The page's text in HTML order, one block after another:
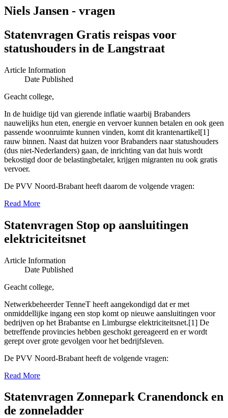
Niels Jansen - vragen
Statenvragen Gratis reispas voor
statushouders in de Langstraat
Article Information
Date Published
Geacht college,
In de huidige tijd van gierende inflatie waarbij Brabanders
nauwelijks hun eten, energie en vervoer kunnen betalen en ook geen
passende woonruimte kunnen vinden, komt dit krantenartikel[1]
rauw binnen. Naast dat huizen voor Brabanders naar statushouders
(dus niet-Nederlanders) gaan, de inrichting van dat huis wordt
bekostigd door de belastingbetaler, krijgen migranten nu ook gratis
vervoer.
De PVV Noord-Brabant heeft daarom de volgende vragen:
Read More
Statenvragen Stop op aansluitingen
elektriciteitsnet
Article Information
Date Published
Geacht college,
Netwerkbeheerder TenneT heeft aangekondigd dat er met
onmiddellijke ingang een stop komt op nieuwe aansluitingen voor
bedrijven op het Brabantse en Limburgse elektriciteitsnet.[1] De
betreffende provincies hebben geschokt gereageerd en er wordt
gerept over grote gevolgen voor het bedrijfsleven.
De PVV Noord-Brabant heeft de volgende vragen:
Read More
Statenvragen Zonnepark Cranendonck en
de zonneladder